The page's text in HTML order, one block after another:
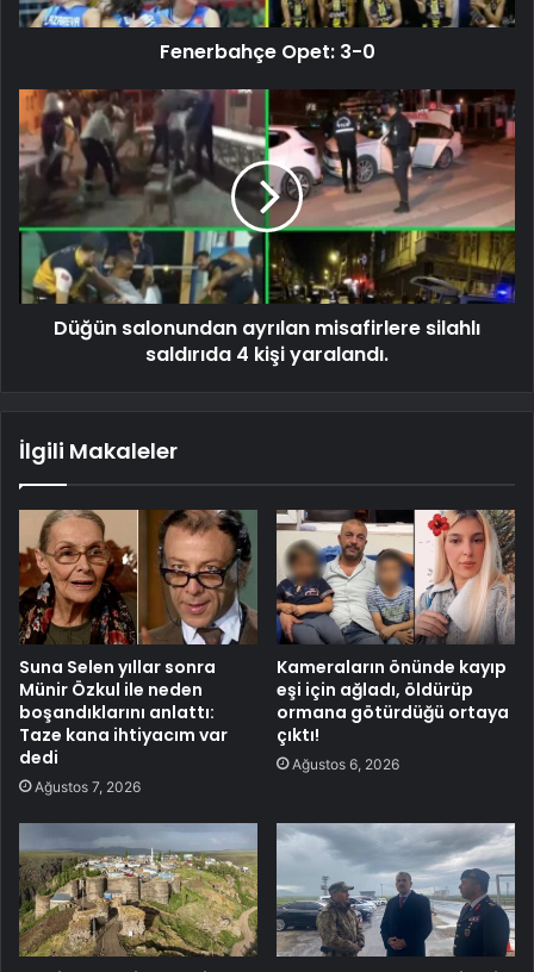
Fenerbahçe Opet: 3-0
Düğün salonundan ayrılan misafirlere silahlı
saldırıda 4 kişi yaralandı.
İlgili Makaleler
Suna Selen yıllar sonra
Münir Özkul ile neden
boşandıklarını anlattı:
Taze kana ihtiyacım var
dedi
Ağustos 7, 2026
Kameraların önünde kayıp
eşi için ağladı, öldürüp
ormana götürdüğü ortaya
çıktı!
Ağustos 6, 2026